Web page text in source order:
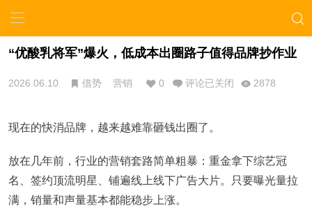
“优酸乳将军”爆火，低成本出圈路子值得品牌抄作业
2026.06.10 借势 营销 0 评论已关闭 2878
现在的快消品牌，越来越难靠砸钱出圈了。
放在几年前，行业的营销套路简单粗暴：重金拿下综艺冠
名、签约顶流明星、铺遍线上线下广告大片。只要曝光量拉
满，销量和声量基本都能稳步上涨。